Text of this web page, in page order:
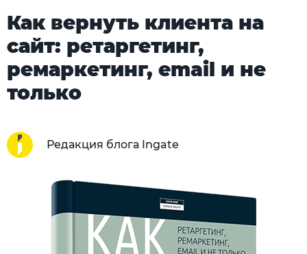
Как вернуть клиента на
сайт: ретаргетинг,
ремаркетинг, email и не
только
Редакция блога Ingate